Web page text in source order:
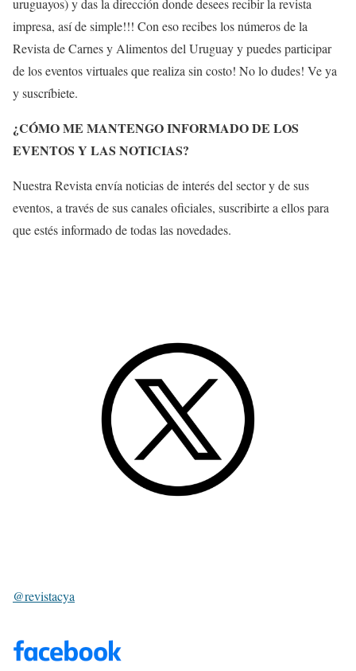
uruguayos) y das la dirección donde desees recibir la revista
impresa, así de simple!!! Con eso recibes los números de la
Revista de Carnes y Alimentos del Uruguay y puedes participar
de los eventos virtuales que realiza sin costo! No lo dudes! Ve ya
y suscríbiete.
¿CÓMO ME MANTENGO INFORMADO DE LOS
EVENTOS Y LAS NOTICIAS?
Nuestra Revista envía noticias de interés del sector y de sus
eventos, a través de sus canales oficiales, suscribirte a ellos para
que estés informado de todas las novedades.
@revistacya